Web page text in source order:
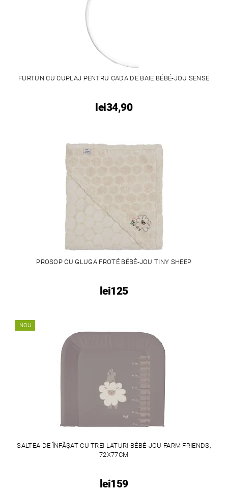
FURTUN CU CUPLAJ PENTRU CADA DE BAIE BÉBÉ-JOU SENSE
lei34,90
PROSOP CU GLUGA FROTÉ BÉBÉ-JOU TINY SHEEP
lei125
NOU
SALTEA DE ÎNFĂȘAT CU TREI LATURI BÉBÉ-JOU FARM FRIENDS,
72X77CM
lei159